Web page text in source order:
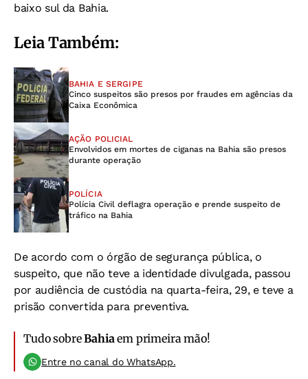
baixo sul da Bahia.
Leia Também:
BAHIA E SERGIPE
Cinco suspeitos são presos por fraudes em agências da
Caixa Econômica
AÇÃO POLICIAL
Envolvidos em mortes de ciganas na Bahia são presos
durante operação
POLÍCIA
Polícia Civil deflagra operação e prende suspeito de
tráfico na Bahia
De acordo com o órgão de segurança pública, o
suspeito, que não teve a identidade divulgada, passou
por audiência de custódia na quarta-feira, 29, e teve a
prisão convertida para preventiva.
Tudo sobreBahia em primeira mão!
Entre no canal do WhatsApp.